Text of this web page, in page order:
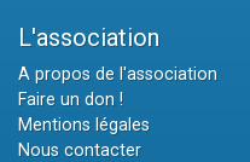
L'association
A propos de l'association
Faire un don !
Mentions légales
Nous contacter